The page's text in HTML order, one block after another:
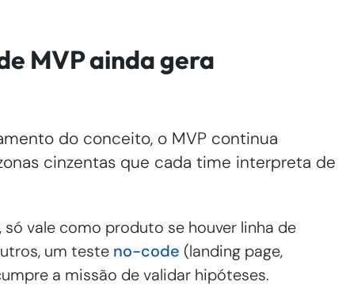
MVP ainda gera
do conceito, o MVP continua
cinzentas que cada time interpreta de
só vale como produto se houver linha de
um teste no-code (landing page,
a missão de validar hipóteses.